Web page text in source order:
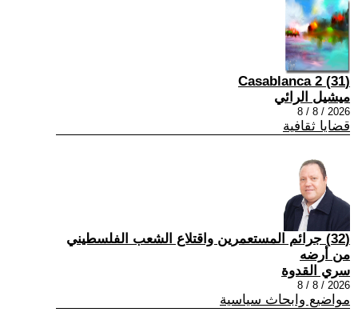
(31) Casablanca 2
ميشيل الرائي
2026 / 8 / 8
قضايا ثقافية
(32) جرائم المستعمرين واقتلاع الشعب الفلسطيني
من أرضه
سري القدوة
2026 / 8 / 8
مواضيع وابحاث سياسية